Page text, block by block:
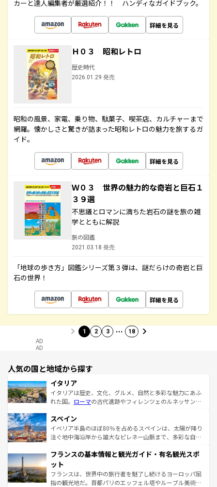
カーと達人編集者が厳選紹介！！ ハンディなガイドブック。
詳細を見る
Ｈ０３ 昭和レトロ
歴史時代
2026.01.29 発売
昭和の風景、家電、乗り物、駄菓子、喫茶店、カルチャーまで
網羅。懐かしさと驚きが詰まった昭和レトロの魅力を旅するガ
イド。
詳細を見る
Ｗ０３ 世界の魅力的な奇岩と巨石１
３９選
不思議とロマンに満ちた岩石の謎を旅の雑
学とともに解説
旅の図鑑
2021.03.18 発売
「地球の歩き方」図鑑シリーズ第３弾は、謎だらけの奇岩と巨
石の世界！
詳細を見る
1 2 3 … 18
AD
AD
人気の国と地域から探す
イタリア
イタリアは歴史、文化、グルメ、自然と多彩な魅力にあふ
れた国。 ローマの古代遺跡やフィレンツェのルネッサンス
ろん、トスカーナの美しい田園風景やアマルフィ海岸の絶
景など、自然景観も見逃せない。観光の合間には、本場の
ピザやパスタなど、絶品のイタリア料理を堪能することも
ませてくれるイタリアで、忘れられない旅をしてみよう！
なお、新着のイタリア情報は
しい。
スペイン
イベリア半島のほぼ80％を占めるスペインは、太陽が降り
注ぐ地中海沿岸から雄大なピレネー山脈まで、多彩な自然
文化が根付くこの国では、情熱的なフラメンコ、熱気あふ
れる闘牛、そして美味しいタパスが生活の一部となってい
る。首都マドリードの洗練された雰囲気や、バルセロナの
アートに溢れた街角から、地方では古代ローマ遺跡や中世
フランスの基本情報と観光ガイド・有名観光スポ
ット
フランスは、世界中の旅行者を魅了し続けるヨーロッパ屈
指の観光地だ。首都パリのエッフェル塔やルーブル美術館